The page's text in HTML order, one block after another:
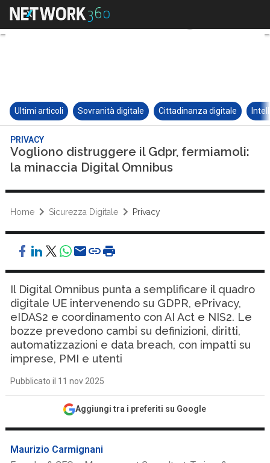
Ultimi articoli Sovranità digitale Cittadinanza digitale
PRIVACY
Vogliono distruggere il Gdpr, fermiamoli:
la minaccia Digital Omnibus
Home Sicurezza Digitale Privacy
Il Digital Omnibus punta a semplificare il quadro
digitale UE intervenendo su GDPR, ePrivacy,
eIDAS2 e coordinamento con AI Act e NIS2. Le
bozze prevedono cambi su definizioni, diritti,
automatizzazioni e data breach, con impatti su
imprese, PMI e utenti
Pubblicato il 11 nov 2025
Aggiungi tra i preferiti su Google
Maurizio Carmignani